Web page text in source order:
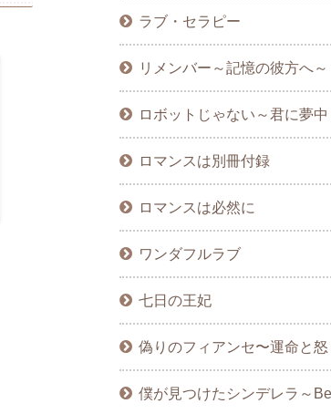
ラブ・セラピー
リメンバー～記憶の彼方へ～
ロボットじゃない～君に夢中
ロマンスは別冊付録
ロマンスは必然に
ワンダフルラブ
七日の王妃
偽りのフィアンセ〜運命と怒
僕が見つけたシンデレラ～